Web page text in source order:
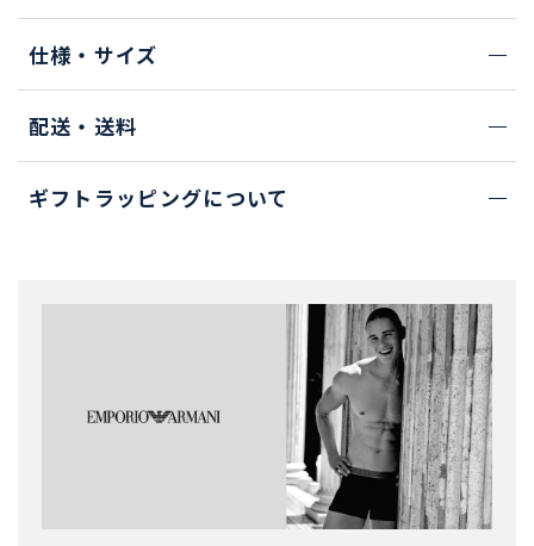
仕様・サイズ
配送・送料
ギフトラッピングについて